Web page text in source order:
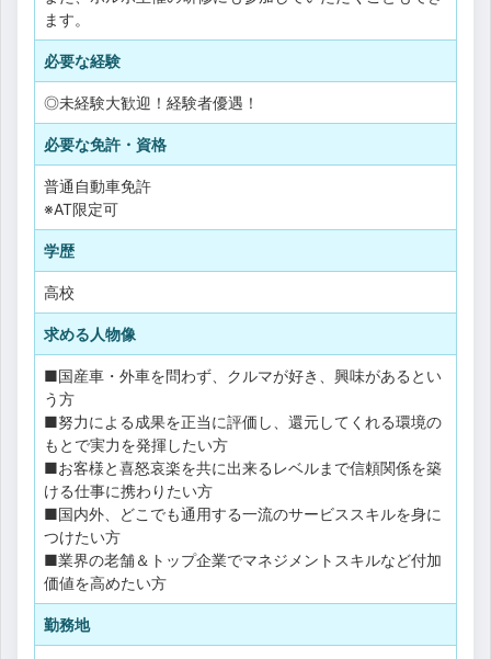
ます。
必要な経験
◎未経験大歓迎！経験者優遇！
必要な免許・資格
普通自動車免許
※AT限定可
学歴
高校
求める人物像
■国産車・外車を問わず、クルマが好き、興味があるとい
う方
■努力による成果を正当に評価し、還元してくれる環境の
もとで実力を発揮したい方
■お客様と喜怒哀楽を共に出来るレベルまで信頼関係を築
ける仕事に携わりたい方
■国内外、どこでも通用する一流のサービススキルを身に
つけたい方
■業界の老舗＆トップ企業でマネジメントスキルなど付加
価値を高めたい方
勤務地